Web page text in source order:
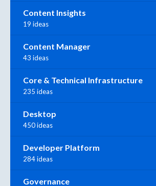
Content Insights
19 ideas
Content Manager
43 ideas
Core & Technical Infrastructure
235 ideas
Desktop
450 ideas
Developer Platform
284 ideas
Governance